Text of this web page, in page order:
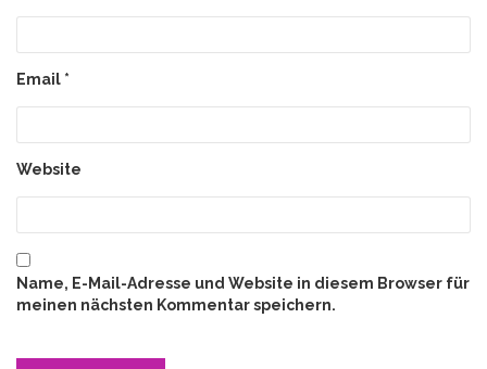
Email *
Website
Name, E-Mail-Adresse und Website in diesem Browser für
meinen nächsten Kommentar speichern.